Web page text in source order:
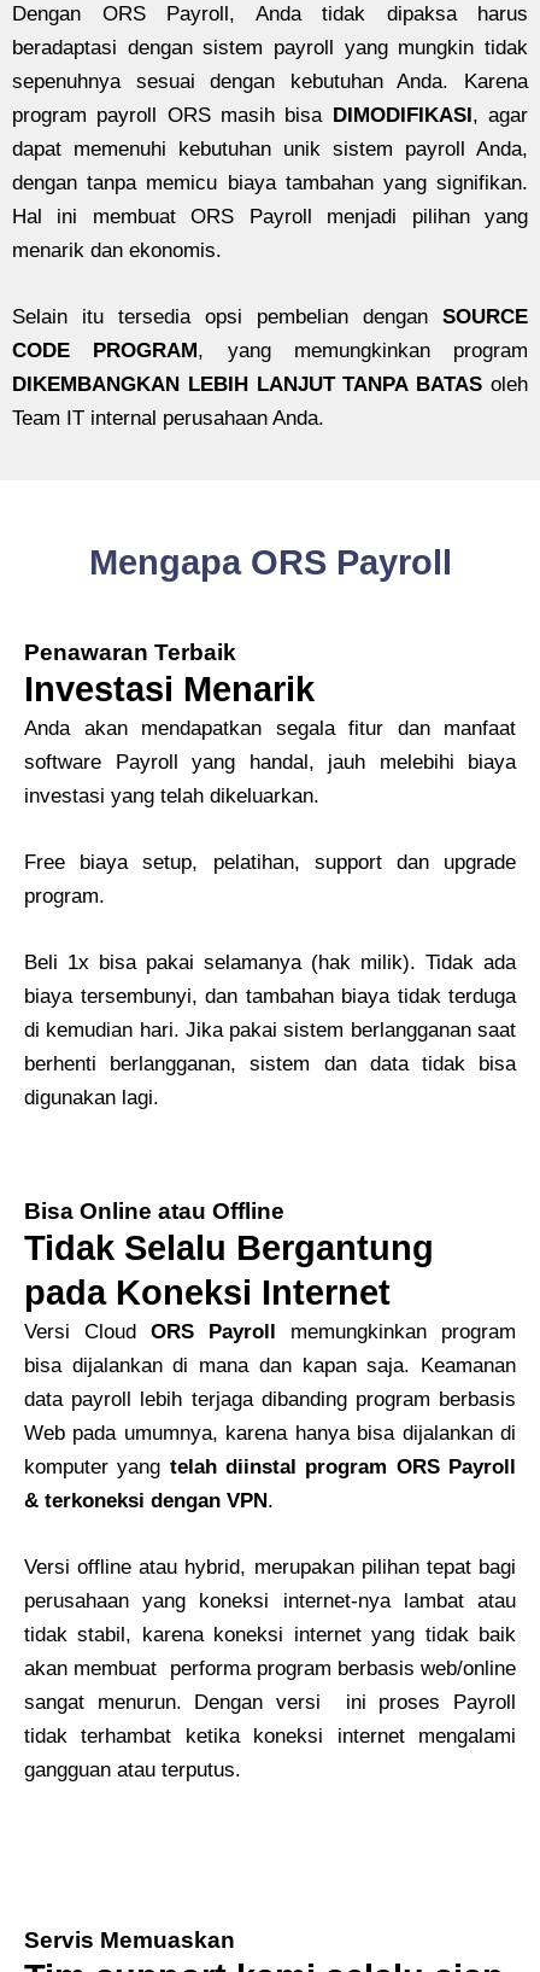
Dengan ORS Payroll, Anda tidak dipaksa harus
beradaptasi dengan sistem payroll yang mungkin tidak
sepenuhnya sesuai dengan kebutuhan Anda. Karena
program payroll ORS masih bisa DIMODIFIKASI, agar
dapat memenuhi kebutuhan unik sistem payroll Anda,
dengan tanpa memicu biaya tambahan yang signifikan.
Hal ini membuat ORS Payroll menjadi pilihan yang
menarik dan ekonomis.
Selain itu tersedia opsi pembelian dengan SOURCE
CODE PROGRAM, yang memungkinkan program
DIKEMBANGKAN LEBIH LANJUT TANPA BATAS oleh
Team IT internal perusahaan Anda.
Mengapa ORS Payroll
Penawaran Terbaik
Investasi Menarik
Anda akan mendapatkan segala fitur dan manfaat
software Payroll yang handal, jauh melebihi biaya
investasi yang telah dikeluarkan.
Free biaya setup, pelatihan, support dan upgrade
program.
Beli 1x bisa pakai selamanya (hak milik). Tidak ada
biaya tersembunyi, dan tambahan biaya tidak terduga
di kemudian hari. Jika pakai sistem berlangganan saat
berhenti berlangganan, sistem dan data tidak bisa
digunakan lagi.
Bisa Online atau Offline
Tidak Selalu Bergantung
pada Koneksi Internet
Versi Cloud ORS Payroll memungkinkan program
bisa dijalankan di mana dan kapan saja. Keamanan
data payroll lebih terjaga dibanding program berbasis
Web pada umumnya, karena hanya bisa dijalankan di
komputer yang telah diinstal program ORS Payroll
& terkoneksi dengan VPN.
Versi offline atau hybrid, merupakan pilihan tepat bagi
perusahaan yang koneksi internet-nya lambat atau
tidak stabil, karena koneksi internet yang tidak baik
akan membuat performa program berbasis web/online
sangat menurun. Dengan versi ini proses Payroll
tidak terhambat ketika koneksi internet mengalami
gangguan atau terputus.
Servis Memuaskan